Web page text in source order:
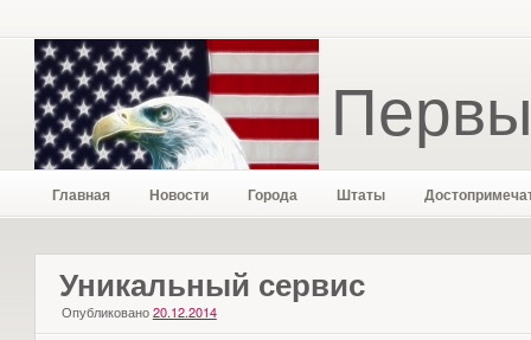
Главная Новости Города Штаты
Уникальный сервис
Опубликовано 20.12.2014